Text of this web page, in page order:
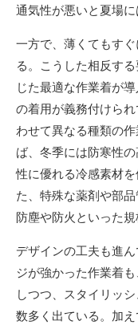
通気性が悪いと夏場に
一方で、薄くてもす
る。こうした相反す
じた最適な作業着が
の着用が義務付けら
わせて異なる種類の
ば、冬季には防寒性
性に優れる冷感素材
た、特殊な薬剤や部
防塵や防火といった
デザインの工夫も進
ジが強かった作業着
しつつ、スタイリッ
数多く出ている。加